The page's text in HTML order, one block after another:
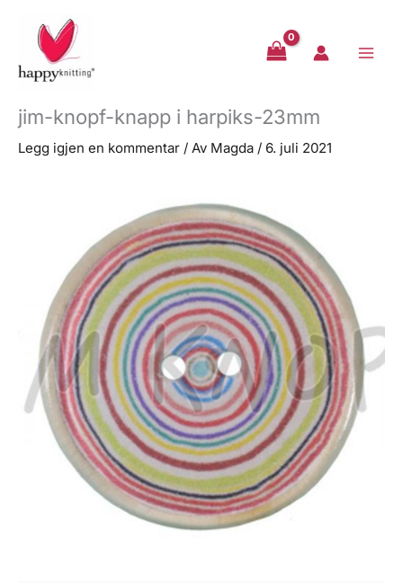
innholdet
jim-knopf-knapp i harpiks-23mm
Legg igjen en kommentar / Av Magda / 6. juli 2021